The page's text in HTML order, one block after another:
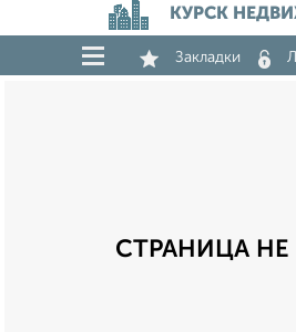
КУРСК
Закладки
СТРАНИЦА